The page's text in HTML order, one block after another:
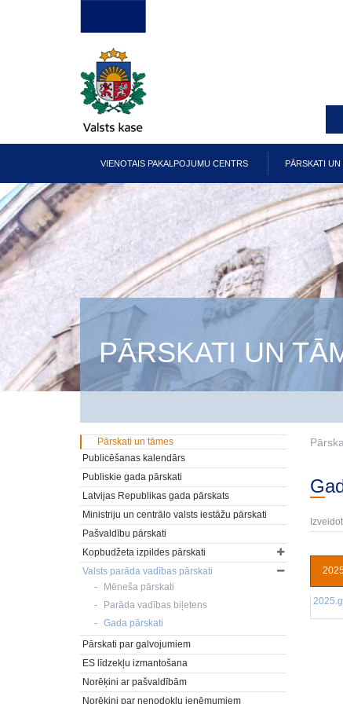
Galvenā
izvēlne
VIENOTAIS PAKALPOJUMU CENTRS PĀRSKATI UN
PĀRSKATI UN
Pārskati un tāmes
Publicēšanas kalendārs
Publiskie gada pārskati
Latvijas Republikas gada pārskats
Ministriju un centrālo valsts iestāžu pārskati
Pašvaldību pārskati
Kopbudžeta izpildes pārskati
Valsts parāda vadības pārskati
Mēneša pārskati
Parāda vadības biļetens
Gada pārskati
Pārskati par galvojumiem
ES līdzekļu izmantošana
Norēķini ar pašvaldībām
Norēķini par nenodokļu ieņēmumiem